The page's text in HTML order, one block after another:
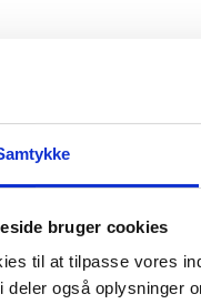
bruger cookies
til at tilpasse vores
deler også oplysninger